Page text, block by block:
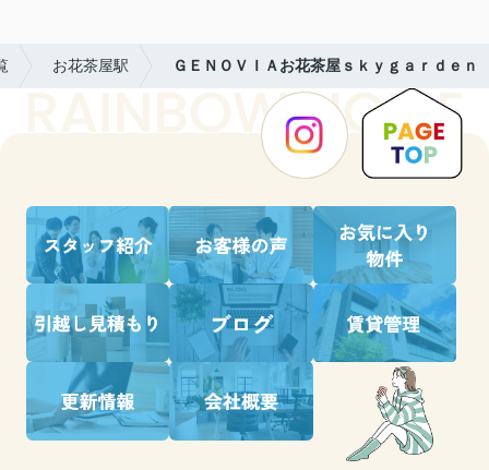
お花茶屋駅 ＧＥＮＯＶＩＡお花茶屋ｓｋｙｇａｒｄｅｎ